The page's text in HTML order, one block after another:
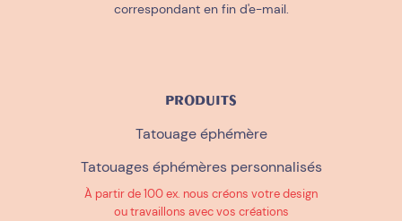
correspondant en fin d'e-mail.
PRODUITS
Tatouage éphémère
Tatouages éphémères personnalisés
À partir de 100 ex. nous créons votre design
ou travaillons avec vos créations